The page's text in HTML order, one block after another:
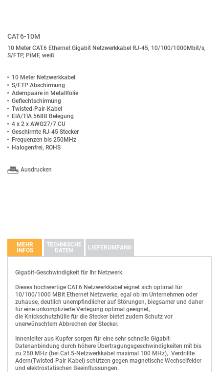
CAT6-10M
10 Meter CAT.6 Ethernet Gigabit Netzwerkkabel RJ-45, 10/100/1000Mbit/s,
S/FTP, PiMF, weiß
10 Meter Netzwerkkabel
S/FTP Abschirmung
Adernpaare in Metallfolie
Geflechtschirmung
Twisted-Pair-Kabel
EIA/TIA 568B Belegung
4 x 2 x AWG27/7 CU
Geschirmte RJ-45 Stecker
Frequenzen bis 250MHz
Halogenfrei, ROHS
Ausdrucken
MEHR
INFOS
TECHNISCHE
DATEN
LIEFERUMFANG
Gigabit-Geschwindigkeit für Ihr Netzwerk
Dieses hochwertige CAT.6 Netzwerkkabel eignet sich optimal für
10/100/1000 MBit Ethernet Netzwerke, egal ob im Unternehmen oder
zuhause, deutlich unempfindlicher auf Störungen, biegsamer und daher
für eine unkomplizierte Verlegung optimal geeignet,
die Knickschutzhülle für die Stecker bietet zudem Schutz vor
unerwünschtem Abbrechen der Stecker.
Innenleiter aus Kupfer sorgen für eine sehr schnelle Gigabit-
Datenanbindung durch höhere Übertragungsgeschwindigkeiten mit bis
zu 250 MHz (bei Cat.5-Netzwerkkabel maximal 100 MHz), Verdrillte
Adern(Twisted-Pair-Kabel) schützen gegen magnetische Wechselfelder
und elektrostatischen Beeinflussungen.
Typ
Patchkabel
Farbe
Weiß
Steckertyp
RJ-45
Anzahl Adern
8
Kabeltyp
4 x 2 x AWG27/7 CU
Technologie
Adernpaare in Metallfolie (PiMF)
10/100/1000Mbit/s, S/FTP, PiMF, weiß - CAT6-10M